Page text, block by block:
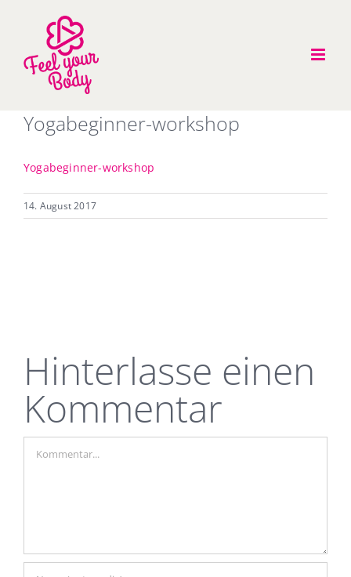
springen
Yogabeginner-workshop
Yogabeginner-workshop
14. August 2017
Hinterlasse einen
Kommentar